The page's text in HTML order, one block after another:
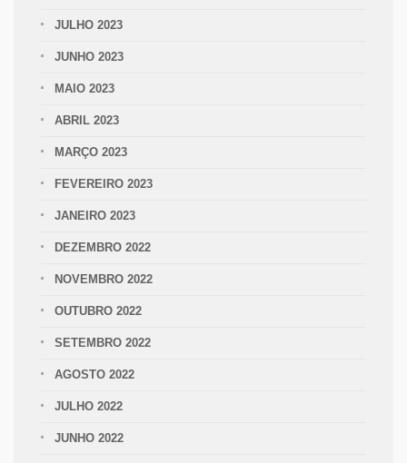
JULHO 2023
JUNHO 2023
MAIO 2023
ABRIL 2023
MARÇO 2023
FEVEREIRO 2023
JANEIRO 2023
DEZEMBRO 2022
NOVEMBRO 2022
OUTUBRO 2022
SETEMBRO 2022
AGOSTO 2022
JULHO 2022
JUNHO 2022